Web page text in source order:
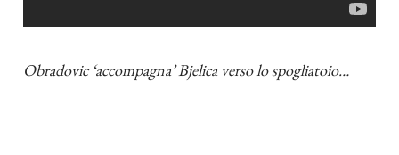
Obradovic ‘accompagna’ Bjelica verso lo spogliatoio…